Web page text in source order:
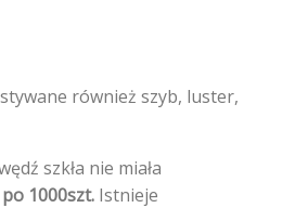
również szyb, luster,
szkła nie miała
1000szt. Istnieje